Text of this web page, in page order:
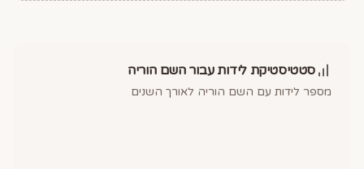
סטטיסטיקת לידות עבור השם הוריה
מספר לידות עם השם הוריה לאורך השנים